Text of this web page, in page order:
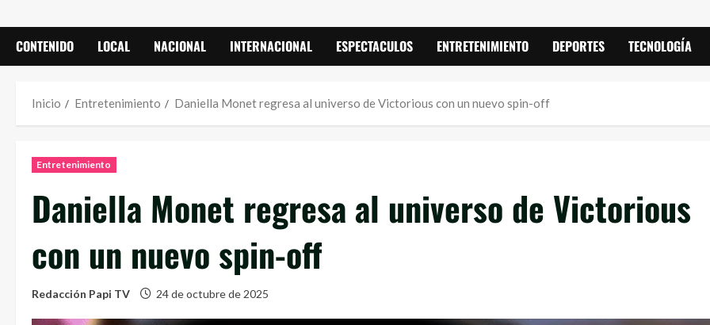
CONTENIDO LOCAL NACIONAL INTERNACIONAL ESPECTACULOS ENTRETENIMIENTO DEPORTES TECNOLOGÍA
Inicio Entretenimiento Daniella Monet regresa al universo de Victorious con un nuevo spin-off
Entretenimiento
Daniella Monet regresa al universo de Victorious
con un nuevo spin-off
Redacción Papi TV 24 de octubre de 2025